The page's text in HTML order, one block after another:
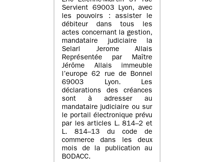
Servient 69003 Lyon, avec
les pouvoirs : assister le
débiteur dans tous les
actes concernant la gestion,
mandataire judiciaire la
Selarl Jerome Allais
Représentée par Maître
Jérôme Allais immeuble
l’europe 62 rue de Bonnel
69003 Lyon. Les
déclarations des créances
sont à adresser au
mandataire judiciaire ou sur
le portail électronique prévu
par les articles L. 814–2 et
L. 814–13 du code de
commerce dans les deux
mois de la publication au
BODACC.